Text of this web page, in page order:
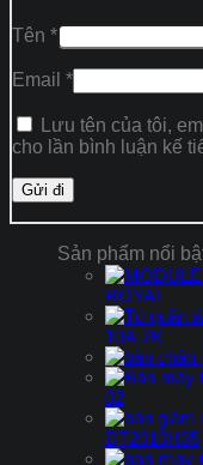
Tên *
Email *
Lưu tên của tôi,
cho lần bình luận kế
Sản phẩm nổi
ROYAL
10A-2K
02
DT2010H35